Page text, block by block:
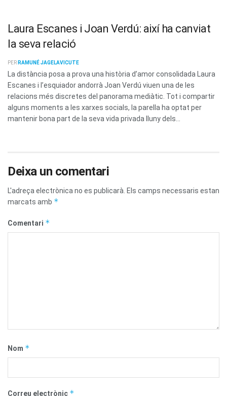
Laura Escanes i Joan Verdú: així ha canviat
la seva relació
PER RAMUNÉ JAGELAVICUTE
La distància posa a prova una història d’amor consolidada Laura
Escanes i l’esquiador andorrà Joan Verdú viuen una de les
relacions més discretes del panorama mediàtic. Tot i compartir
alguns moments a les xarxes socials, la parella ha optat per
mantenir bona part de la seva vida privada lluny dels...
Deixa un comentari
L'adreça electrònica no es publicarà. Els camps necessaris estan
marcats amb *
Comentari *
Nom *
Correu electrònic *